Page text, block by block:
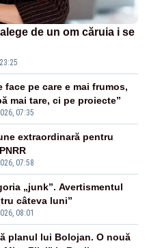
de un om căruia i se
07:35
pe care e mai frumos,
mai tare, ci pe proiecte”
07:58
extraordinară pentru
08:01
„junk”. Avertismentul
câteva luni”
planul lui Bolojan. O nouă